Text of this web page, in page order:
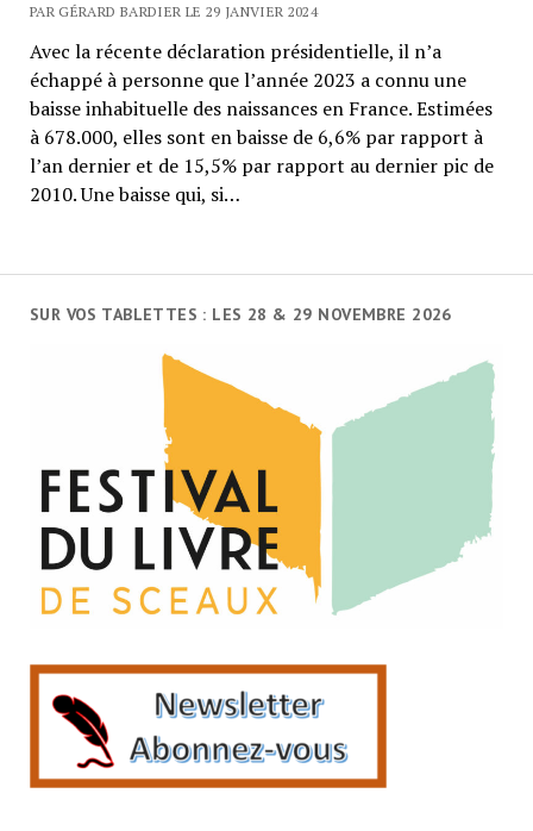
SUR VOS TABLETTES : LES 28 & 29 NOVEMBRE 2026
PAR GÉRARD BARDIER LE 29 JANVIER 2024
Avec la récente déclaration présidentielle, il n’a
échappé à personne que l’année 2023 a connu une
baisse inhabituelle des naissances en France. Estimées
à 678.000, elles sont en baisse de 6,6% par rapport à
l’an dernier et de 15,5% par rapport au dernier pic de
2010. Une baisse qui, si…